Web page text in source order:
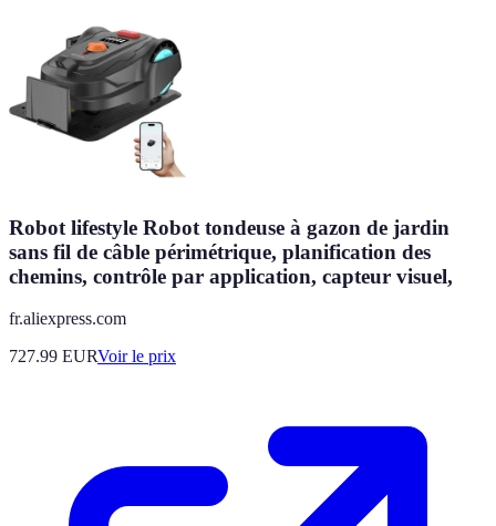
Robot lifestyle Robot tondeuse à gazon de jardin
sans fil de câble périmétrique, planification des
chemins, contrôle par application, capteur visuel,
fr.aliexpress.com
727.99 EURVoir le prix